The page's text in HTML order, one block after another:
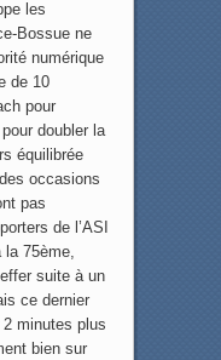
les
Bossue ne
numérique
de 10
pour
doubler la
équilibrée
occasions
pas
de l’ASI
la 75ème,
suite à un
ce dernier
minutes plus
bien sur